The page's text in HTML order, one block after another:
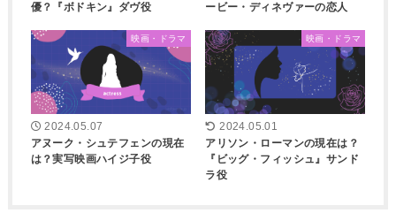
優？『ボドキン』ダヴ役
ービー・ディネヴァーの恋人
映画・ドラマ
2024.05.07
アヌーク・シュテフェンの現在
は？実写映画ハイジ子役
映画・ドラマ
2024.05.01
アリソン・ローマンの現在は？
『ビッグ・フィッシュ』サンド
ラ役